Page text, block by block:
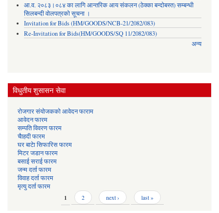
आ.व. २०८३।०८४ का लागि आन्तरिक आय संकलन (ठेक्का बन्दोबस्त) सम्बन्धी
सिलबन्दी वोलपत्रको सूचना ।
Invitation for Bids (HM/GOODS/NCB-21/2082/083)
Re-Invitation for Bids(HM/GOODS/SQ 11/2082/083)
अन्य
विधुतीय शुसासन सेवा
रोजगार संयोजकको आवेदन फाराम
आवेदन फारम
सम्पति विवरण फारम
चैाहदी फारम
घर बाटेा सिफारिस फारम
मिटर जडान फारम
बसाई सराई फारम
जन्म दर्ता फारम
विवाह दर्ता फारम
मृत्यु दर्ता फारम
1 2 next › last »